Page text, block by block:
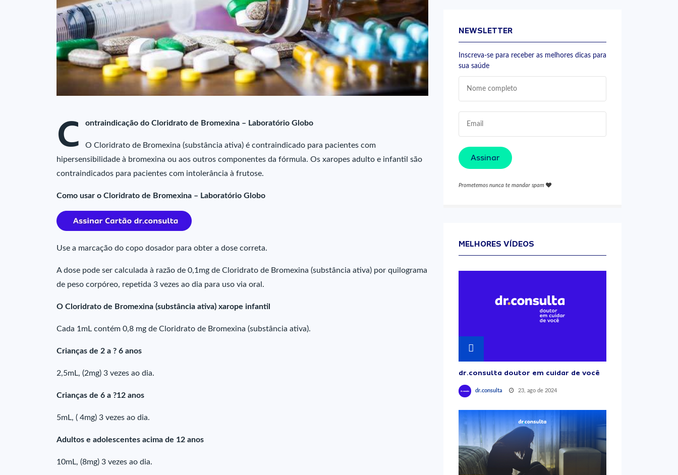
C ontraindicação do Cloridrato de Bromexina – Laboratório Globo
O Cloridrato de Bromexina (substância ativa) é contraindicado para pacientes com
hipersensibilidade à bromexina ou aos outros componentes da fórmula. Os xaropes adulto e infantil são
contraindicados para pacientes com intolerância à frutose.
Como usar o Cloridrato de Bromexina – Laboratório Globo
Use a marcação do copo dosador para obter a dose correta.
A dose pode ser calculada à razão de 0,1mg de Cloridrato de Bromexina (substância ativa) por quilograma
de peso corpóreo, repetida 3 vezes ao dia para uso via oral.
O Cloridrato de Bromexina (substância ativa) xarope infantil
Cada 1mL contém 0,8 mg de Cloridrato de Bromexina (substância ativa).
Crianças de 2 a ? 6 anos
2,5mL, (2mg) 3 vezes ao dia.
Crianças de 6 a ?12 anos
5mL, ( 4mg) 3 vezes ao dia.
Adultos e adolescentes acima de 12 anos
10mL, (8mg) 3 vezes ao dia.
NEWSLETTER
Inscreva-se para receber as melhores dicas para
sua saúde
Assinar
Prometemos nunca te mandar spam
MELHORES VÍDEOS
dr.consulta doutor em cuidar de você
dr.consulta 23, ago de 2024